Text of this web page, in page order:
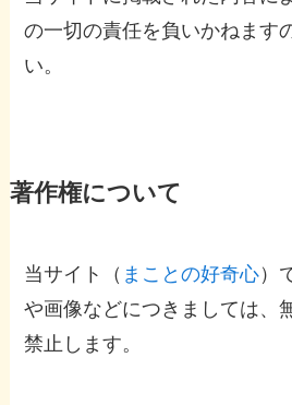
の一切の責任を負いかねます
い。
著作権について
当サイト（ まことの好奇心）
や画像などにつきましては、
禁止します。